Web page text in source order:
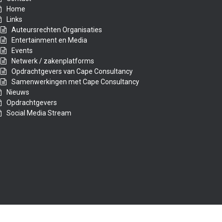
Home
Links
Auteursrechten Organisaties
Entertainment en Media
Events
Netwerk / zakenplatforms
Opdrachtgevers van Cape Consultancy
Samenwerkingen met Cape Consultancy
Nieuws
Opdrachtgevers
Social Media Stream